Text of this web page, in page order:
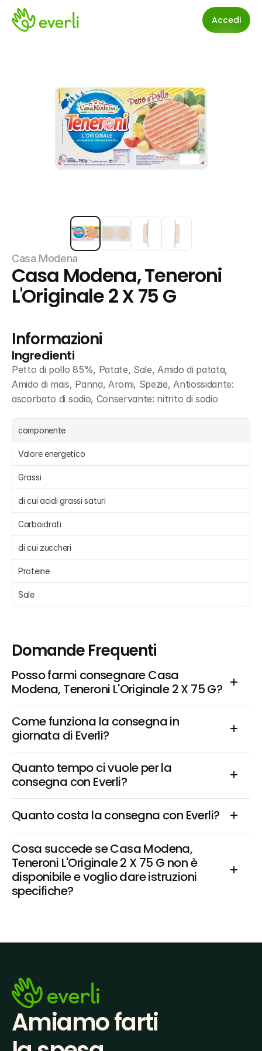
Accedi
Casa Modena
Casa Modena, Teneroni
L'Originale 2 X 75 G
Informazioni
Ingredienti
Petto di pollo 85%, Patate, Sale, Amido di patata,
Amido di mais, Panna, Aromi, Spezie, Antiossidante:
ascorbato di sodio, Conservante: nitrito di sodio
componente
Valore energetico
Grassi
di cui acidi grassi saturi
Carboidrati
di cui zuccheri
Proteine
Sale
Domande Frequenti
Posso farmi consegnare Casa
Modena, Teneroni L'Originale 2 X 75 G?
Come funziona la consegna in
giornata di Everli?
Quanto tempo ci vuole per la
consegna con Everli?
Quanto costa la consegna con Everli?
Cosa succede se Casa Modena,
Teneroni L'Originale 2 X 75 G non è
disponibile e voglio dare istruzioni
specifiche?
Amiamo farti